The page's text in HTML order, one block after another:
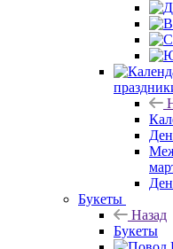
Букеты
Назад
Букеты